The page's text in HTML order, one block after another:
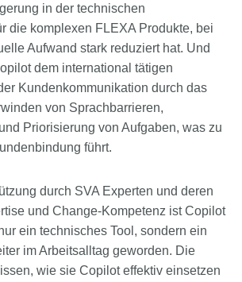
in der technischen
die komplexen FLEXA Produkte, bei
Aufwand stark reduziert hat. Und
dem international tätigen
Kundenkommunikation durch das
von Sprachbarrieren,
Priorisierung von Aufgaben, was zu
führt.
durch SVA Experten und deren
und Change-Kompetenz ist Copilot
ein technisches Tool, sondern ein
im Arbeitsalltag geworden. Die
wie sie Copilot effektiv einsetzen